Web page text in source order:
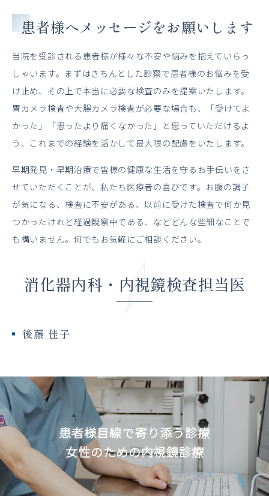
患者様へメッセージをお願いします
当院を受診される患者様が様々な不安や悩みを抱えていらっ
しゃいます。まずはきちんとした診察で患者様のお悩みを受
け止め、その上で本当に必要な検査のみを提案いたします。
胃カメラ検査や大腸カメラ検査が必要な場合も、「受けてよ
かった」「思ったより痛くなかった」と思っていただけるよ
う、これまでの経験を活かして最大限の配慮をいたします。
早期発見・早期治療で皆様の健康な生活を守るお手伝いをさ
せていただくことが、私たち医療者の喜びです。お腹の調子
が気になる、検査に不安がある、以前に受けた検査で何か見
つかったけれど経過観察中である、などどんな些細なことで
も構いません。何でもお気軽にご相談ください。
消化器内科・内視鏡検査担当医
後藤 佳子
患者様目線で寄り添う診療
女性のための内視鏡診療